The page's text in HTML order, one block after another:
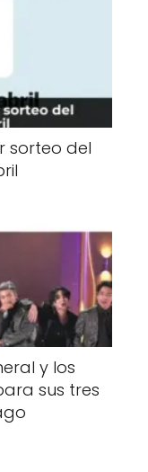
sorteo del
y los
sus tres